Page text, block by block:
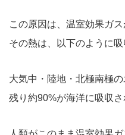
この原因は、温室効果ガ
その熱は、以下のように吸
大気中・陸地・北極南極
残り約90%が海洋に吸収